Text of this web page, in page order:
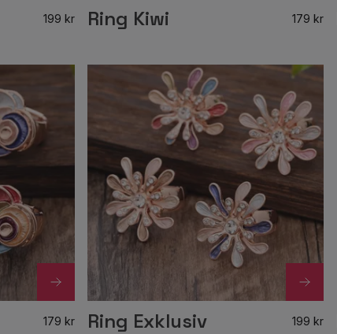
199 kr Ring Kiwi 179 kr
179 kr Ring Exklusiv 199 kr